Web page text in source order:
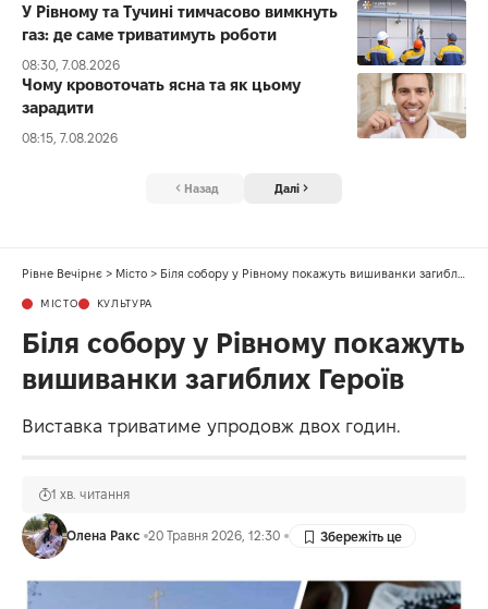
У Рівному та Тучині тимчасово вимкнуть
газ: де саме триватимуть роботи
08:30, 7.08.2026
Чому кровоточать ясна та як цьому
зарадити
08:15, 7.08.2026
Назад Далі
Рівне Вечірнє > Місто > Біля собору у Рівному покажуть вишиванки загиблих Героїв
МІСТО КУЛЬТУРА
Біля собору у Рівному покажуть
вишиванки загиблих Героїв
Виставка триватиме упродовж двох годин.
Олена Ракс 20 Травня 2026, 12:30
1 хв. читання